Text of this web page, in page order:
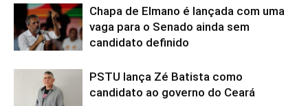
Chapa de Elmano é lançada com uma
vaga para o Senado ainda sem
candidato definido
PSTU lança Zé Batista como
candidato ao governo do Ceará